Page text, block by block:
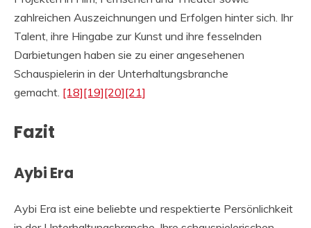
zahlreichen Auszeichnungen und Erfolgen hinter sich. Ihr
Talent, ihre Hingabe zur Kunst und ihre fesselnden
Darbietungen haben sie zu einer angesehenen
Schauspielerin in der Unterhaltungsbranche
gemacht. [18][19][20][21]
Fazit
Aybi Era
Aybi Era ist eine beliebte und respektierte Persönlichkeit